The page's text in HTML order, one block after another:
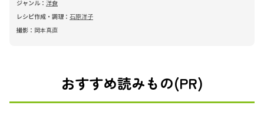
ジャンル： 洋食
レシピ作成・調理： 石原洋子
撮影： 岡本真直
おすすめ読みもの(PR)